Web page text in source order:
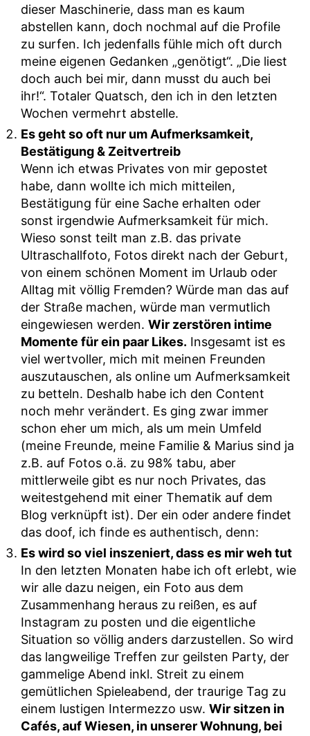
dieser Maschinerie, dass man es kaum
abstellen kann, doch nochmal auf die Profile
zu surfen. Ich jedenfalls fühle mich oft durch
meine eigenen Gedanken „genötigt“. „Die liest
doch auch bei mir, dann musst du auch bei
ihr!“. Totaler Quatsch, den ich in den letzten
Wochen vermehrt abstelle.
Es geht so oft nur um Aufmerksamkeit,
Bestätigung & Zeitvertreib
Wenn ich etwas Privates von mir gepostet
habe, dann wollte ich mich mitteilen,
Bestätigung für eine Sache erhalten oder
sonst irgendwie Aufmerksamkeit für mich.
Wieso sonst teilt man z.B. das private
Ultraschallfoto, Fotos direkt nach der Geburt,
von einem schönen Moment im Urlaub oder
Alltag mit völlig Fremden? Würde man das auf
der Straße machen, würde man vermutlich
eingewiesen werden. Wir zerstören intime
Momente für ein paar Likes. Insgesamt ist es
viel wertvoller, mich mit meinen Freunden
auszutauschen, als online um Aufmerksamkeit
zu betteln. Deshalb habe ich den Content
noch mehr verändert. Es ging zwar immer
schon eher um mich, als um mein Umfeld
(meine Freunde, meine Familie & Marius sind ja
z.B. auf Fotos o.ä. zu 98% tabu, aber
mittlerweile gibt es nur noch Privates, das
weitestgehend mit einer Thematik auf dem
Blog verknüpft ist). Der ein oder andere findet
das doof, ich finde es authentisch, denn:
Es wird so viel inszeniert, dass es mir weh tut
In den letzten Monaten habe ich oft erlebt, wie
wir alle dazu neigen, ein Foto aus dem
Zusammenhang heraus zu reißen, es auf
Instagram zu posten und die eigentliche
Situation so völlig anders darzustellen. So wird
das langweilige Treffen zur geilsten Party, der
gammelige Abend inkl. Streit zu einem
gemütlichen Spieleabend, der traurige Tag zu
einem lustigen Intermezzo usw. Wir sitzen in
Cafés, auf Wiesen, in unserer Wohnung, bei